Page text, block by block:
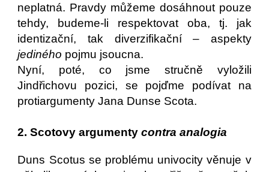
neplatná. Pravdy můžeme dosáhnout pouze
tehdy, budeme-li respektovat oba, tj. jak
identizační, tak diverzifikační – aspekty
jediného pojmu jsoucna.
Nyní, poté, co jsme stručně vyložili
Jindřichovu pozici, se pojďme podívat na
protiargumenty Jana Dunse Scota.
2. Scotovy argumentycontra analogia
Duns Scotus se problému univocity věnuje v